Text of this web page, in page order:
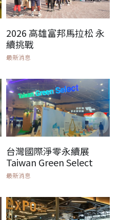
2026 高雄富邦馬拉松 永
續挑戰
最新消息
台灣國際淨零永續展
Taiwan Green Select
最新消息